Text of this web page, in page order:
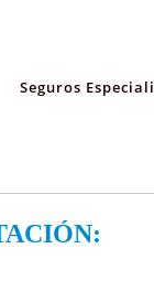
Seguros